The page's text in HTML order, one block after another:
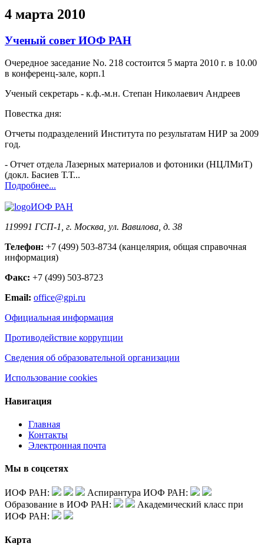
4 марта 2010
Ученый совет ИОФ РАН
Очередное заседание No. 218 состоится 5 марта 2010 г. в 10.00
в конференц-зале, корп.1
Ученый секретарь - к.ф.-м.н. Степан Николаевич Андреев
Повестка дня:
Отчеты подразделений Института по результатам НИР за 2009
год.
- Отчет отдела Лазерных материалов и фотоники (НЦЛМиТ)
(докл. Басиев Т.Т...
Подробнее...
ИОФ РАН
119991 ГСП-1, г. Москва, ул. Вавилова, д. 38
Телефон: +7 (499) 503-8734 (канцелярия, общая справочная
информация)
Факс: +7 (499) 503-8723
Email: office@gpi.ru
Официальная информация
Противодействие коррупции
Сведения об образовательной организации
Использование cookies
Навигация
Главная
Контакты
Электронная почта
Мы в соцсетях
ИОФ РАН:
Аспирантура ИОФ РАН:
Образование в ИОФ РАН:
Академический класс при
ИОФ РАН:
Карта